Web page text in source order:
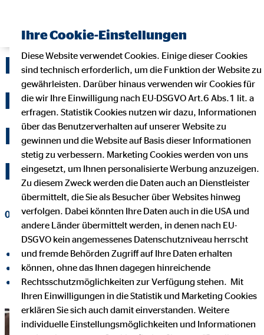
ETFs – Was es mit den
börsengehandelten
Indexfonds auf sich
hat
04. April 2019|OVB Holding AG
auf Facebook teilen
auf LinkedIn teilen
auf Xing teilen
Ihre Cookie-Einstellungen
Diese Website verwendet Cookies. Einige dieser Cookies
sind technisch erforderlich, um die Funktion der Website zu
gewährleisten. Darüber hinaus verwenden wir Cookies für
die wir Ihre Einwilligung nach EU-DSGVO Art.6 Abs.1 lit. a
erfragen. Statistik Cookies nutzen wir dazu, Informationen
über das Benutzerverhalten auf unserer Website zu
gewinnen und die Website auf Basis dieser Informationen
stetig zu verbessern. Marketing Cookies werden von uns
eingesetzt, um Ihnen personalisierte Werbung anzuzeigen.
Zu diesem Zweck werden die Daten auch an Dienstleister
übermittelt, die Sie als Besucher über Websites hinweg
verfolgen. Dabei könnten Ihre Daten auch in die USA und
andere Länder übermittelt werden, in denen nach EU-
DSGVO kein angemessenes Datenschutzniveau herrscht
und fremde Behörden Zugriff auf Ihre Daten erhalten
können, ohne das Ihnen dagegen hinreichende
Rechtsschutzmöglichkeiten zur Verfügung stehen. Mit
Ihren Einwilligungen in die Statistik und Marketing Cookies
erklären Sie sich auch damit einverstanden. Weitere
individuelle Einstellungsmöglichkeiten und Informationen